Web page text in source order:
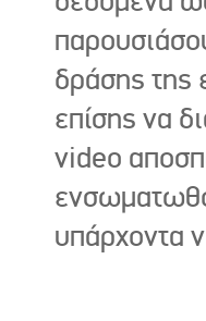
δράσης της
επίσης να
video
υπάρχοντα